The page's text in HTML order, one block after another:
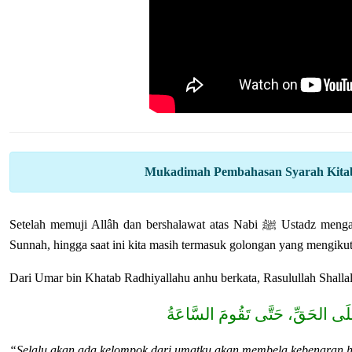
Mukadimah Pembahasan Syarah
Setelah memuji Allâh dan bershalawat atas Nabi ﷺ Ustadz mengawali kajian dengan mengingatkan kita untuk selalu bersyukur atas nikmat
Sunnah, hingga saat ini kita masih termasuk golongan yang
Dari Umar bin Khatab Radhiyallahu anhu berkata, Rasulullah
الحَقِّ، حَتَّى تَقُومَ السَّاعَةُ